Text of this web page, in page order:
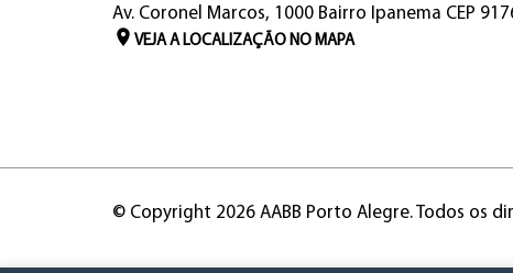
Av. Coronel Marcos, 1000 Bairro Ipanema CEP
VEJA A LOCALIZAÇÃO NO MAPA
© Copyright 2026 AABB Porto Alegre. Todos os